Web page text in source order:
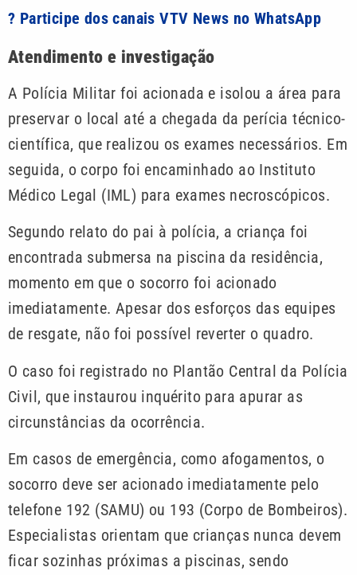
? Participe dos canais VTV News no WhatsApp
Atendimento e investigação
A Polícia Militar foi acionada e isolou a área para
preservar o local até a chegada da perícia técnico-
científica, que realizou os exames necessários. Em
seguida, o corpo foi encaminhado ao Instituto
Médico Legal (IML) para exames necroscópicos.
Segundo relato do pai à polícia, a criança foi
encontrada submersa na piscina da residência,
momento em que o socorro foi acionado
imediatamente. Apesar dos esforços das equipes
de resgate, não foi possível reverter o quadro.
O caso foi registrado no Plantão Central da Polícia
Civil, que instaurou inquérito para apurar as
circunstâncias da ocorrência.
Em casos de emergência, como afogamentos, o
socorro deve ser acionado imediatamente pelo
telefone 192 (SAMU) ou 193 (Corpo de Bombeiros).
Especialistas orientam que crianças nunca devem
ficar sozinhas próximas a piscinas, sendo